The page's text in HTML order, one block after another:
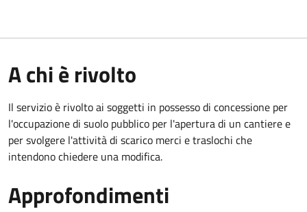
A chi è rivolto
Il servizio è rivolto ai soggetti in possesso di concessione per
l'occupazione di suolo pubblico per l'apertura di un cantiere e
per svolgere l'attività di scarico merci e traslochi che
intendono chiedere una modifica.
Approfondimenti